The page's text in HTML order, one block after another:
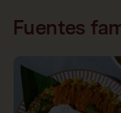
Fuentes